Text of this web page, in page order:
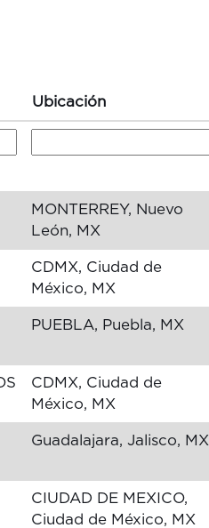
Ubicación
MONTERREY, Nuevo
León, MX
CDMX, Ciudad de
México, MX
PUEBLA, Puebla, MX
CDMX, Ciudad de
México, MX
Guadalajara, Jalisco, MX
CIUDAD DE MEXICO,
Ciudad de México, MX